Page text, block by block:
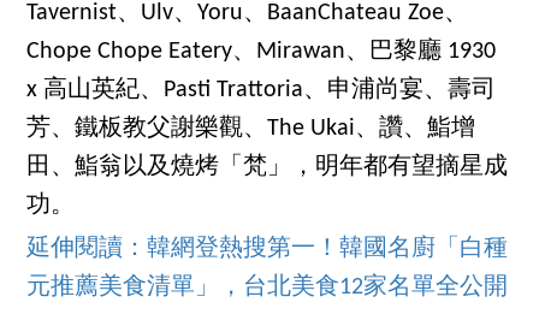
Tavernist、Ulv、Yoru、BaanChateau Zoe、
Chope Chope Eatery、Mirawan、巴黎廳 1930
x 高山英紀、Pasti Trattoria、申浦尚宴、壽司
芳、鐵板教父謝樂觀、The Ukai、讚、鮨增
田、鮨翁以及燒烤「梵」，明年都有望摘星成
功。
延伸閱讀：韓網登熱搜第一！韓國名廚「白種
元推薦美食清單」，台北美食12家名單全公開